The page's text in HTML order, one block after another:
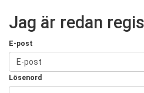
Jag är redan
E-post
Lösenord